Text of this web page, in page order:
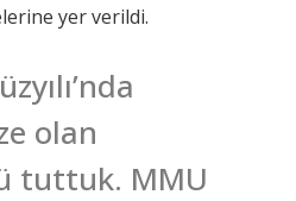
yer verildi.
olan
tuttuk. MMU